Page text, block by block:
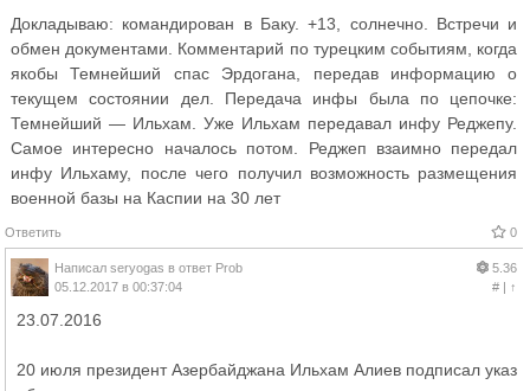
Докладываю: командирован в Баку. +13, солнечно. Встречи и
обмен документами. Комментарий по турецким событиям, когда
якобы Темнейший спас Эрдогана, передав информацию о
текущем состоянии дел. Передача инфы была по цепочке:
Темнейший — Ильхам. Уже Ильхам передавал инфу Реджепу.
Самое интересно началось потом. Реджеп взаимно передал
инфу Ильхаму, после чего получил возможность размещения
военной базы на Каспии на 30 лет
Ответить 0
Написал seryogas в ответ Prob
05.12.2017 в 00:37:04
5.36
#| ↑
23.07.2016
20 июля президент Азербайджана Ильхам Алиев подписал указ